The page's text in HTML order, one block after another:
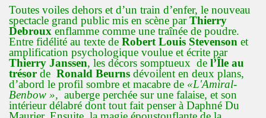
Toutes voiles dehors et d’un train d’enfer, le nouveau
spectacle grand public mis en scène parThierry
Debroux enflamme comme une traînée de poudre.
Entre fidélité au texte de Robert Louis Stevenson et
amplification psychologique voulue et écrite par
Thierry Janssen, les décors somptueux de l’Île au
trésor de Ronald Beurns dévoilent en deux plans,
d’abord le profil sombre et macabre de «L'Amiral-
Benbow », auberge perchée sur une falaise, et son
intérieur délabré dont tout fait penser à Daphné Du